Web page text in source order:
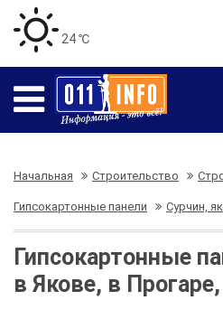
24 ℃
Начальная Строительство
Гипсокартонные панели Сурчин,
Гипсокартонные
в Якове, в